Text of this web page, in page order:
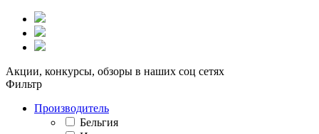
Акции, конкурсы, обзоры в наших соц сетях
Фильтр
Производитель
Бельгия